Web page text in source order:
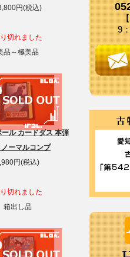
円(税込)
切れました
品～極美品
ール カードダス 本弾
ーマルコンプ
円(税込)
切れました
箱出し品
9